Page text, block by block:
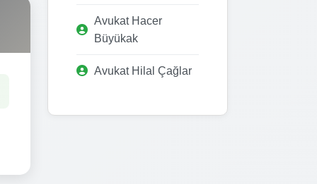
Avukat Hacer
Büyükak
Avukat Hilal Çağlar